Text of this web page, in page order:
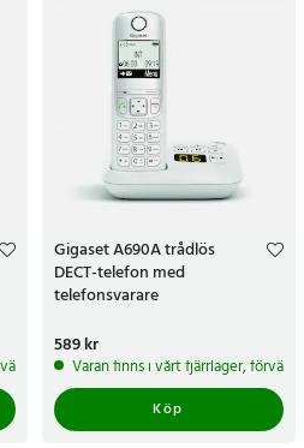
skickas inom 5-7 arbetsdagar
Gigaset A690A trådlös
DECT-telefon med
telefonsvarare
Pris:589 kr
589 kr
Varan finns i vårt fjärrlager,
Köp